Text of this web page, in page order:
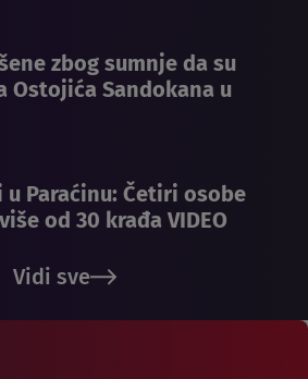
zbog sumnje da su
Ostojića Sandokana u
Paraćinu: Četiri osobe
od 30 krađa VIDEO
Vidi sve